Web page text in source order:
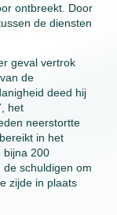
ontbreekt. Door
de diensten
geval vertrok
de
deed hij
het
neerstortte
in het
bijna 200
schuldigen om
zijde in plaats